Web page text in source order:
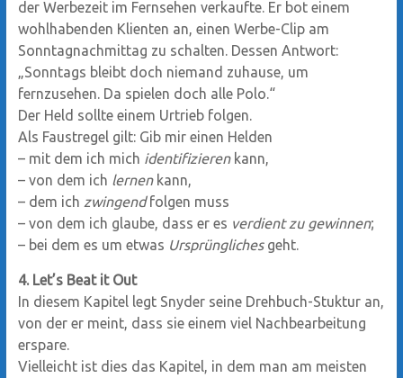
der Werbezeit im Fernsehen verkaufte. Er bot einem
wohlhabenden Klienten an, einen Werbe-Clip am
Sonntagnachmittag zu schalten. Dessen Antwort:
„Sonntags bleibt doch niemand zuhause, um
fernzusehen. Da spielen doch alle Polo.“
Der Held sollte einem Urtrieb folgen.
Als Faustregel gilt: Gib mir einen Helden
– mit dem ich mich identifizierenkann,
– von dem ich lernenkann,
– dem ich zwingendfolgen muss
– von dem ich glaube, dass er es verdient zu gewinnen;
– bei dem es um etwas Ursprünglichesgeht.
4. Let’s Beat it Out
In diesem Kapitel legt Snyder seine Drehbuch-Stuktur an,
von der er meint, dass sie einem viel Nachbearbeitung
erspare.
Vielleicht ist dies das Kapitel, in dem man am meisten